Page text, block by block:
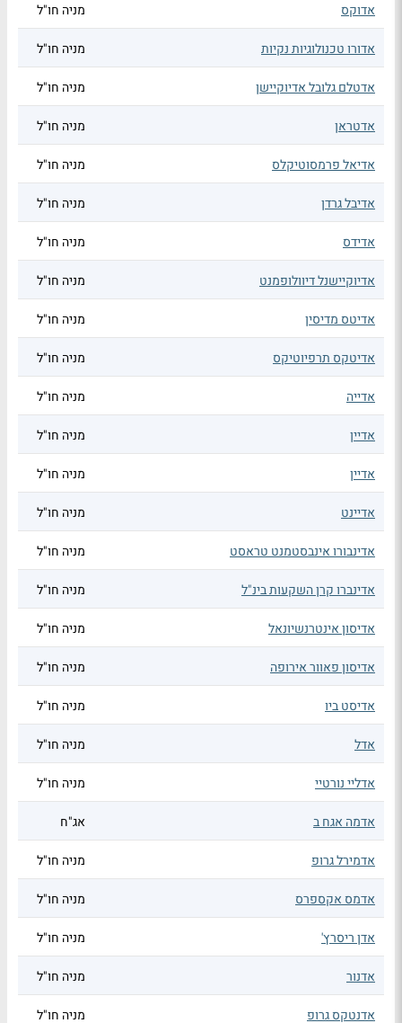
אדוקס מניה חו"ל
אדורו טכנולוגיות נקיות מניה חו"ל
אדטלם גלובל אדיוקיישן מניה חו"ל
אדטראן מניה חו"ל
אדיאל פרמסוטיקלס מניה חו"ל
אדיבל גרדן מניה חו"ל
אדידס מניה חו"ל
אדיוקיישנל דיוולופמנט מניה חו"ל
אדיטס מדיסין מניה חו"ל
אדיטקס תרפיוטיקס מניה חו"ל
אדייה מניה חו"ל
אדיין מניה חו"ל
אדיין מניה חו"ל
אדיינט מניה חו"ל
אדינבורו אינבסטמנט טראסט מניה חו"ל
אדינברו קרן השקעות בינ"ל מניה חו"ל
אדיסון אינטרנשיונאל מניה חו"ל
אדיסון פאוור אירופה מניה חו"ל
אדיסט ביו מניה חו"ל
אדל מניה חו"ל
אדליי נורטיי מניה חו"ל
אדמה אגח ב אג"ח
אדמירל גרופ מניה חו"ל
אדמס אקספרס מניה חו"ל
אדן ריסרץ' מניה חו"ל
אדנור מניה חו"ל
אדנטקס גרופ מניה חו"ל